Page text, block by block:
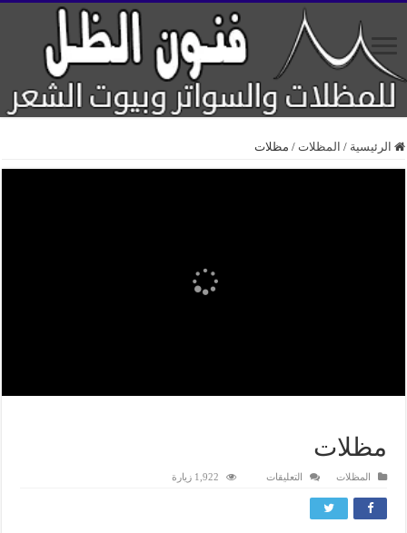
الرئيسية / المظلات / مظلات
مظلات
المظلات التعليقات 1,922 زيارة